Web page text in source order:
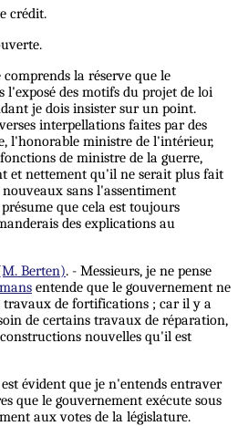
crédit.
comprends la réserve que le
l'exposé des motifs du projet de loi
je dois insister sur un point.
interpellations faites par des
l'honorable ministre de l'intérieur,
de ministre de la guerre,
et nettement qu'il ne serait plus fait
sans l'assentiment
que cela est toujours
des explications au
Berten). - Messieurs, je ne pense
entende que le gouvernement ne
travaux de fortifications ; car il y a
de certains travaux de réparation,
nouvelles qu'il est
évident que je n'entends entraver
que le gouvernement exécute sous
aux votes de la législature.